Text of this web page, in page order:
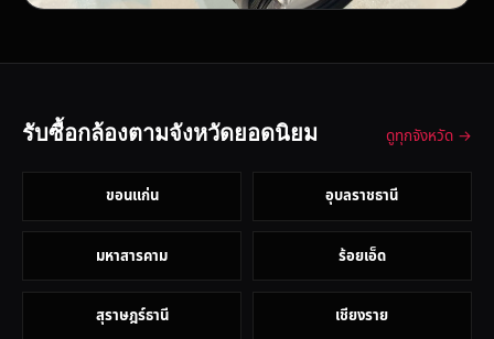
รับซื้อกล้องตามจังหวัดยอดนิยม ดูทุกจังหวัด →
ขอนแก่น อุบลราชธานี
มหาสารคาม ร้อยเอ็ด
สุราษฎร์ธานี เชียงราย